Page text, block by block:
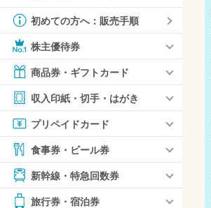
初めての方へ：販売手順
株主優待券
商品券・ギフトカード
収入印紙・切手・はがき
プリペイドカード
食事券・ビール券
新幹線・特急回数券
旅行券・宿泊券